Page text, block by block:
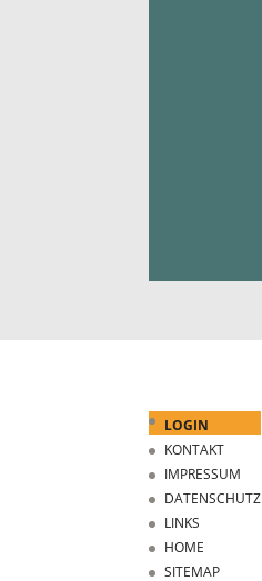
LOGIN
KONTAKT
IMPRESSUM
DATENSCHUTZ
LINKS
HOME
SITEMAP